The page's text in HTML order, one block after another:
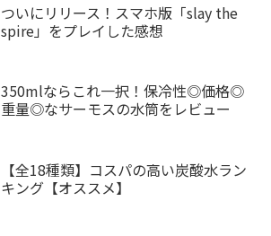
ついにリリース！スマホ版「slay the
spire」をプレイした感想
350mlならこれ一択！保冷性◎価格◎
重量◎なサーモスの水筒をレビュー
【全18種類】コスパの高い炭酸水ラン
キング【オススメ】